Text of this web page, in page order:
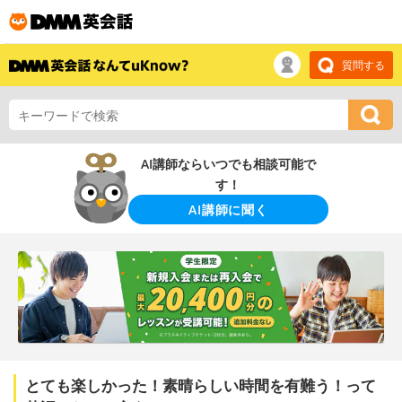
質問する
AI講師ならいつでも相談可能で
す！
AI講師に聞く
とても楽しかった！素晴らしい時間を有難う！って